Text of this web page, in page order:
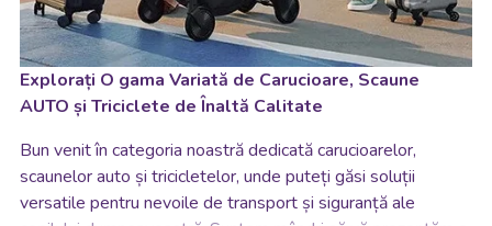
Explorați O gama Variată de Carucioare, Scaune
AUTO și Triciclete de Înaltă Calitate
Bun venit în categoria noastră dedicată carucioarelor,
scaunelor auto și tricicletelor, unde puteți găsi soluții
versatile pentru nevoile de transport și siguranță ale